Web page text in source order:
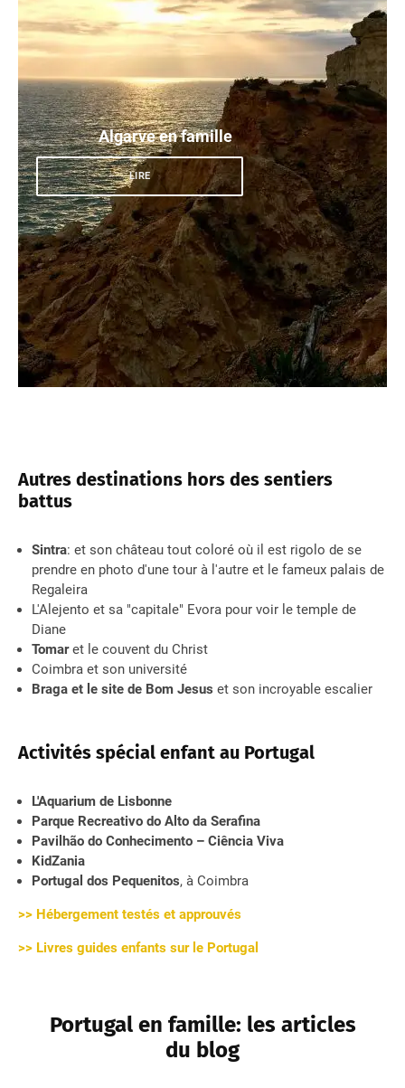
Algarve en famille
LIRE
Autres destinations hors des sentiers
battus
Sintra: et son château tout coloré où il est rigolo de se
prendre en photo d'une tour à l'autre et le fameux palais de
Regaleira
L'Alejento et sa "capitale" Evora pour voir le temple de
Diane
Tomaret le couvent du Christ
Coimbra et son université
Braga et le site de Bom Jesus et son incroyable escalier
Activités spécial enfant au Portugal
L'Aquarium de Lisbonne
Parque Recreativo do Alto da Serafina
Pavilhão do Conhecimento – Ciência Viva
KidZania
Portugal dos Pequenitos, à Coimbra
>> Hébergement testés et approuvés
>> Livres guides enfants sur le Portugal
Portugal en famille: les articles
du blog